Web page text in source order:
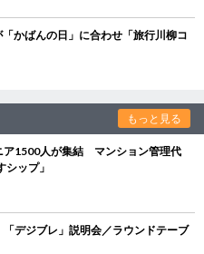
かばんの日」に合わせ「旅行川柳コ
もっと見る
ア1500人が集結 マンション管理代
ップ」
デジブレ」説明会／ラウンドテーブ